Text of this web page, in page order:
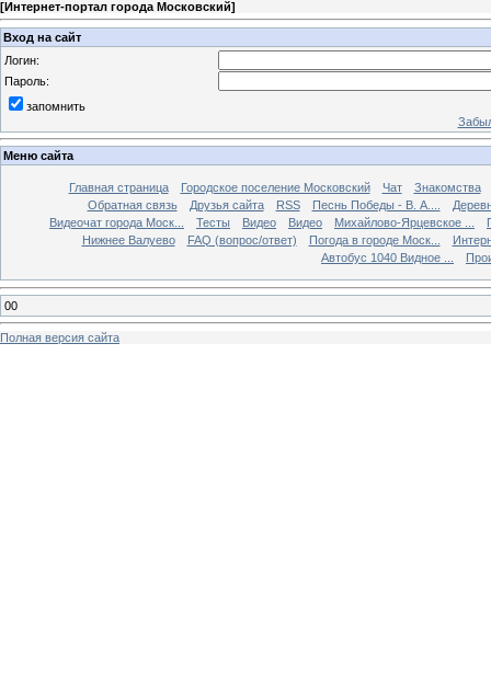
[Интернет-портал города Московский]
Вход на сайт
Логин:
Пароль:
запомнить
Меню сайта
Главная страница Городское поселение Московский Чат
Знакомства
Обратная связь
Друзья сайта RSS Песнь Победы - В. А....
Видеочат города Моск...
Тесты Видео Видео Михайлово-Ярцевское ...
Нижнее Валуево
FAQ (вопрос/ответ) Погода в городе Моск...
Автобус 1040 Видное ...
00
Полная версия сайта